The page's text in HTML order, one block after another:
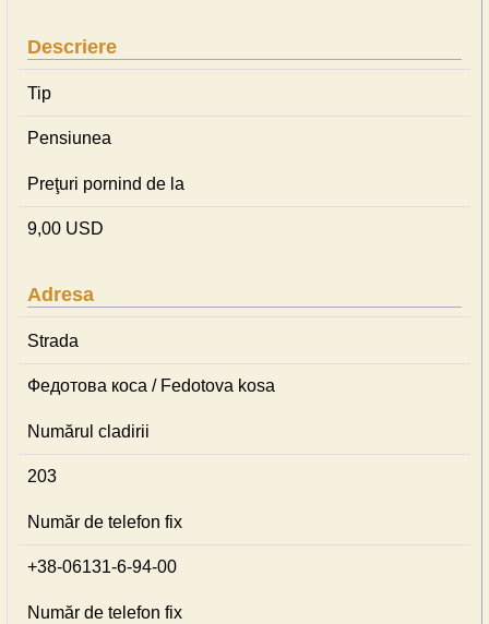
Descriere
Tip
Pensiunea
Preţuri pornind de la
9,00 USD
Adresa
Strada
Федотова коса / Fedotova kosa
Numărul cladirii
203
Număr de telefon fix
+38-06131-6-94-00
Număr de telefon fix